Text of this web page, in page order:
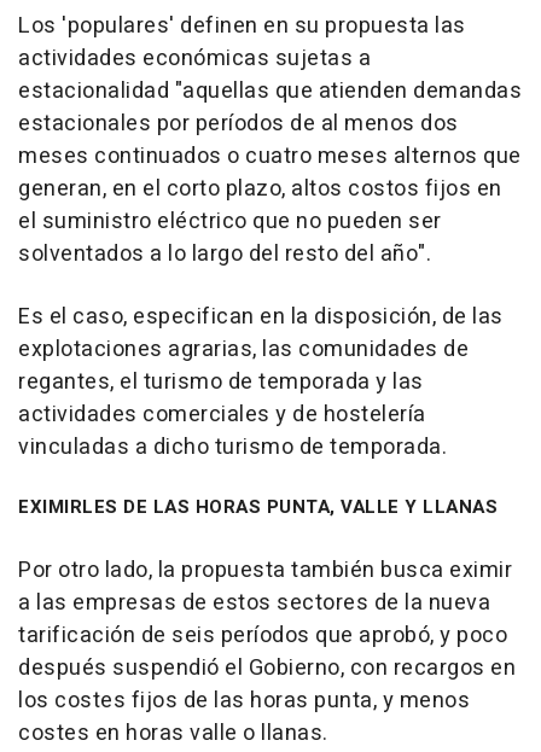
Los 'populares' definen en su propuesta las
actividades económicas sujetas a
estacionalidad "aquellas que atienden demandas
estacionales por períodos de al menos dos
meses continuados o cuatro meses alternos que
generan, en el corto plazo, altos costos fijos en
el suministro eléctrico que no pueden ser
solventados a lo largo del resto del año".
Es el caso, especifican en la disposición, de las
explotaciones agrarias, las comunidades de
regantes, el turismo de temporada y las
actividades comerciales y de hostelería
vinculadas a dicho turismo de temporada.
EXIMIRLES DE LAS HORAS PUNTA, VALLE Y LLANAS
Por otro lado, la propuesta también busca eximir
a las empresas de estos sectores de la nueva
tarificación de seis períodos que aprobó, y poco
después suspendió el Gobierno, con recargos en
los costes fijos de las horas punta, y menos
costes en horas valle o llanas.